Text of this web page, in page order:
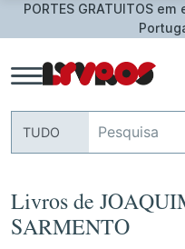
PORTES GRATUITOS
TUDO
Livros de
SARMENTO